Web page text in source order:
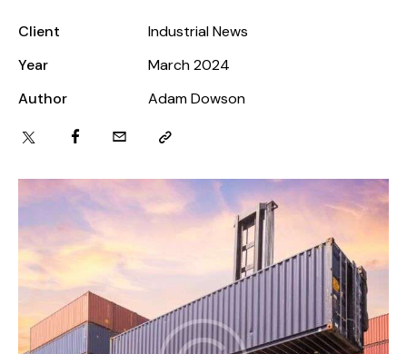
Client
Industrial News
Year
March 2024
Author
Adam Dowson